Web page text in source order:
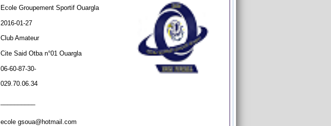
Ecole Groupement Sportif Ouargla
2016-01-27
Club Amateur
Cite Said Otba n°01 Ouargla
06-60-87-30-
029.70.06.34
ecole gsoua@hotmail.com